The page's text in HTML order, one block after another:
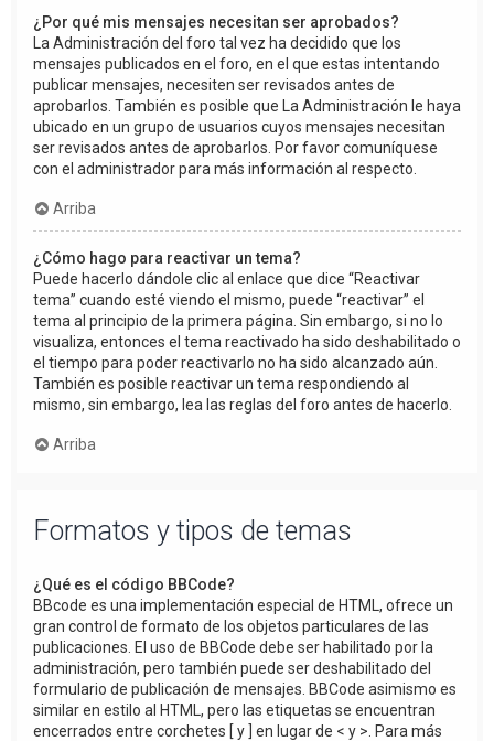
¿Por qué mis mensajes necesitan ser aprobados?
La Administración del foro tal vez ha decidido que los
mensajes publicados en el foro, en el que estas intentando
publicar mensajes, necesiten ser revisados antes de
aprobarlos. También es posible que La Administración le haya
ubicado en un grupo de usuarios cuyos mensajes necesitan
ser revisados antes de aprobarlos. Por favor comuníquese
con el administrador para más información al respecto.
Arriba
¿Cómo hago para reactivar un tema?
Puede hacerlo dándole clic al enlace que dice “Reactivar
tema” cuando esté viendo el mismo, puede “reactivar” el
tema al principio de la primera página. Sin embargo, si no lo
visualiza, entonces el tema reactivado ha sido deshabilitado o
el tiempo para poder reactivarlo no ha sido alcanzado aún.
También es posible reactivar un tema respondiendo al
mismo, sin embargo, lea las reglas del foro antes de hacerlo.
Arriba
Formatos y tipos de temas
¿Qué es el código BBCode?
BBcode es una implementación especial de HTML, ofrece un
gran control de formato de los objetos particulares de las
publicaciones. El uso de BBCode debe ser habilitado por la
administración, pero también puede ser deshabilitado del
formulario de publicación de mensajes. BBCode asimismo es
similar en estilo al HTML, pero las etiquetas se encuentran
encerrados entre corchetes [ y ] en lugar de < y >. Para más